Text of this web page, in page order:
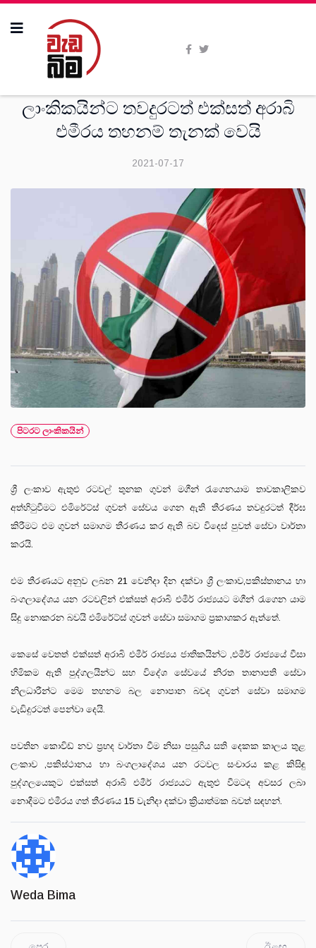
ලාංකිකයින්ට තවදුරටත් එක්සත් අරාබි
එමීරය තහනම් තැනක් වෙයි
2021-07-17
පිටරට ලාංකිකයින්
ශ්‍රී ලංකාව ඇතුළු රටවල් තුනක ගුවන් මගීන් රැගෙනයාම තාවකාලිකව
අත්හිටුවීමට එමිරේට්ස් ගුවන් සේවය ගෙන ඇති තීරණය තවදුරටත් දීර්ඝ
කිරීමට එම ගුවන් සමාගම තීරණය කර ඇති බව විදෙස් පුවත් සේවා වාර්තා
කරයි.
එම තීරණයට අනුව ලබන 21 වෙනිදා දින දක්වා ශ්‍රී ලංකාව,පකිස්තානය හා
බංගලාදේශය යන රටවලින් එක්සත් අරාබි එමීර් රාජ්‍යයට මගීන් රැගෙන යාම
සිදු නොකරන බවයි එමිරේට්ස් ගුවන් සේවා සමාගම ප්‍රකාශකර ඇත්තේ.
කෙසේ වෙතත් එක්සත් අරාබි එමීර් රාජ්‍යය ජාතිකයින්ට ,එමීර් රාජ්‍යයේ වීසා
හිමිකම ඇති පුද්ගලයින්ට සහ විදේශ සේවයේ නිරත තානාපති සේවා
නිලධාරීන්ට මෙම තහනම බල නොපාන බවද ගුවන් සේවා සමාගම
වැඩිදුරටත් පෙන්වා දෙයි.
පවතින කොවිඩ් නව ප්‍රභද වාර්තා වීම නිසා පසුගිය සති දෙකක කාලය තුළ
ලංකාව ,පකිස්ථානය හා බංගලාදේශය යන රටවල සංචාරය කළ කිසිඳු
පුද්ගලයෙකුට එක්සත් අරාබි එමීර් රාජ්‍යයට ඇතුළු වීමටද අවසර ලබා
නොදීමට එමීරය ගත් තීරණය 15 වැනිදා දක්වා ක්‍රියාත්මක බවත් සඳහන්.
Weda Bima